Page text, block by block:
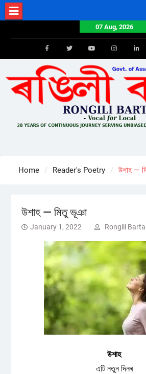
Skip
to
07 Aug, 2026
FacebookTwitterYoutube
Home Reader's Poetry উশাহ —
উশাহ — মিতু ভূঞা
January 1, 2022 Rongili Barta
উশাহ
এটি‌ নতুন দিনৰ